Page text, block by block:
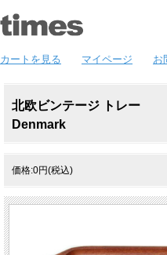
カートを見る マイページ お
北欧ビンテージ トレ
Denmark
価格:0円(税込)